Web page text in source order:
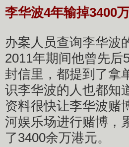
李华波4年输掉3400
办案人员查询李华波
2011年期间他曾先
封信里，都提到了拿
识李华波的人也都知
资料很快让李华波赌
河娱乐场进行赌博，
了3400余万港元。